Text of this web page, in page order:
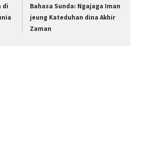
di
Bahasa Sunda: Ngajaga Iman
jeung Kateduhan dina Akhir
Zaman